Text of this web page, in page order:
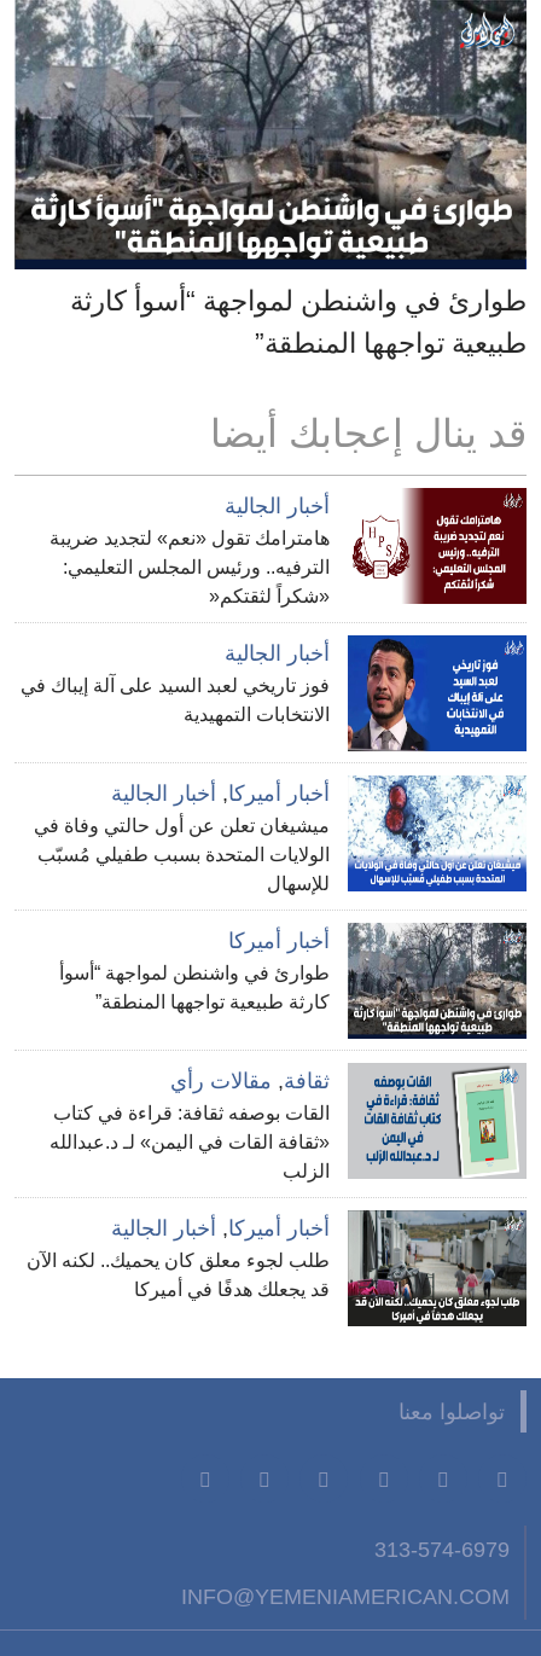
طوارئ في واشنطن لمواجهة “أسوأ كارثة
طبيعية تواجهها المنطقة”
قد ينال إعجابك أيضا
أخبار الجالية
هامترامك تقول «نعم» لتجديد ضريبة
الترفيه.. ورئيس المجلس التعليمي:
«شكراً لثقتكم«
أخبار الجالية
فوز تاريخي لعبد السيد على آلة إيباك في
الانتخابات التمهيدية
أخبار أميركا, أخبار الجالية
ميشيغان تعلن عن أول حالتي وفاة في
الولايات المتحدة بسبب طفيلي مُسبّب
للإسهال
أخبار أميركا
طوارئ في واشنطن لمواجهة “أسوأ
كارثة طبيعية تواجهها المنطقة”
ثقافة, مقالات رأي
القات بوصفه ثقافة: قراءة في كتاب
«ثقافة القات في اليمن» لـ د.عبدالله
الزلب
أخبار أميركا, أخبار الجالية
طلب لجوء معلق كان يحميك.. لكنه الآن
قد يجعلك هدفًا في أميركا
تواصلوا معنا
313-574-6979
INFO@YEMENIAMERICAN.COM